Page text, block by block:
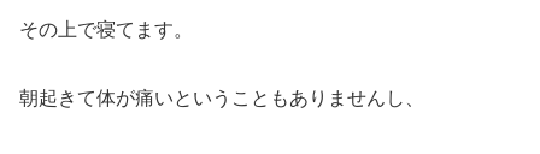
その上で寝てます。
朝起きて体が痛いということもありませんし、